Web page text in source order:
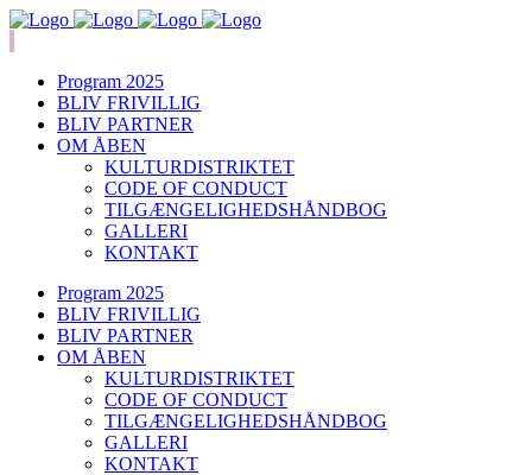
Program 2025
BLIV FRIVILLIG
BLIV PARTNER
OM ÅBEN
KULTURDISTRIKTET
CODE OF CONDUCT
TILGÆNGELIGHEDSHÅNDBOG
GALLERI
KONTAKT
Program 2025
BLIV FRIVILLIG
BLIV PARTNER
OM ÅBEN
KULTURDISTRIKTET
CODE OF CONDUCT
TILGÆNGELIGHEDSHÅNDBOG
GALLERI
KONTAKT